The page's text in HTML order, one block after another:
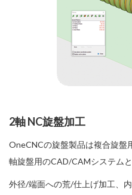
2軸 NC旋盤加工
OneCNCの旋盤製品は複合旋盤
軸旋盤用のCAD/CAMシステム
外径/端面への荒/仕上げ加工、